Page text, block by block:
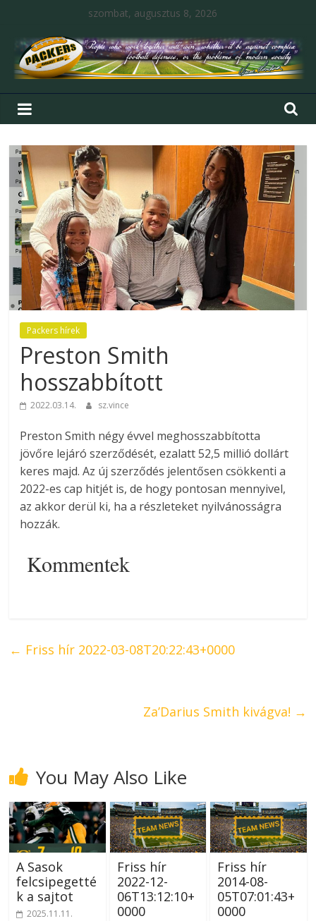
szombat, augusztus 8, 2026
Packers hírek
Preston Smith
hosszabbított
2022.03.14. sz.vince
Preston Smith négy évvel meghosszabbította
jövőre lejáró szerződését, ezalatt 52,5 millió dollárt
keres majd. Az új szerződés jelentősen csökkenti a
2022-es cap hitjét is, de hogy pontosan mennyivel,
az akkor derül ki, ha a részleteket nyilvánosságra
hozzák.
Kommentek
← Friss hír 2022-03-08T20:22:43+0000
Za’Darius Smith kivágva! →
You May Also Like
A Sasok
felcsipegetté
k a sajtot
2025.11.11.
Friss hír
2022-12-
06T13:12:10+
0000
Friss hír
2014-08-
05T07:01:43+
0000